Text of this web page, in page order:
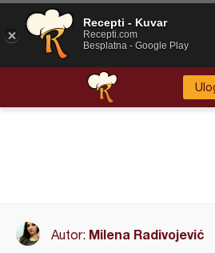
Autor: Milena Radivojević
Recepti - Kuvar
Recepti.com
Besplatna - Google Play